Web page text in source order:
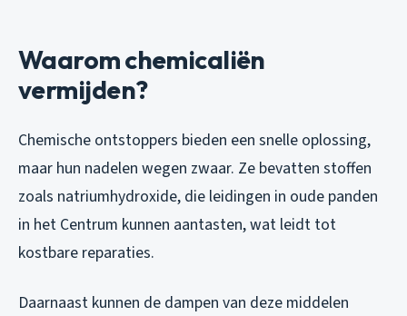
Waarom chemicaliën
vermijden?
Chemische ontstoppers bieden een snelle oplossing,
maar hun nadelen wegen zwaar. Ze bevatten stoffen
zoals natriumhydroxide, die leidingen in oude panden
in het Centrum kunnen aantasten, wat leidt tot
kostbare reparaties.
Daarnaast kunnen de dampen van deze middelen